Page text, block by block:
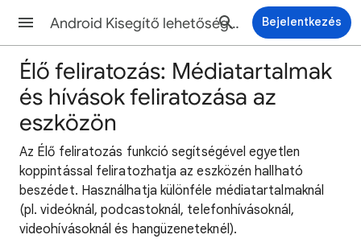
Android Kisegítő lehetőségek Súgó Bejelentkezés
Élő feliratozás: Médiatartalmak
és hívások feliratozása az
eszközön
Az Élő feliratozás funkció segítségével egyetlen
koppintással feliratozhatja az eszközén hallható
beszédet. Használhatja különféle médiatartalmaknál
(pl. videóknál, podcastoknál, telefonhívásoknál,
videohívásoknál és hangüzeneteknél).